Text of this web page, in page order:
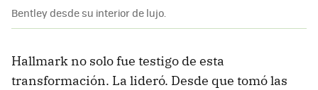
Bentley desde su interior de lujo.
Hallmark no solo fue testigo de esta
transformación. La lideró. Desde que tomó las